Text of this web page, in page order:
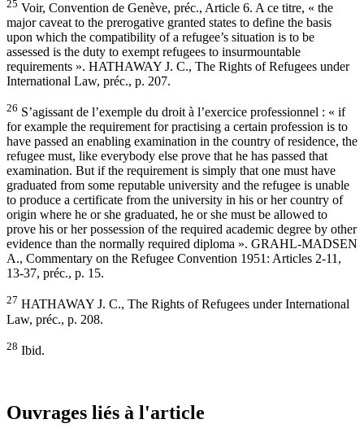
25 Voir, Convention de Genève, préc., Article 6. A ce titre, « the
major caveat to the prerogative granted states to define the basis
upon which the compatibility of a refugee’s situation is to be
assessed is the duty to exempt refugees to insurmountable
requirements ». HATHAWAY J. C., The Rights of Refugees under
International Law, préc., p. 207.
26 S’agissant de l’exemple du droit à l’exercice professionnel : « if
for example the requirement for practising a certain profession is to
have passed an enabling examination in the country of residence, the
refugee must, like everybody else prove that he has passed that
examination. But if the requirement is simply that one must have
graduated from some reputable university and the refugee is unable
to produce a certificate from the university in his or her country of
origin where he or she graduated, he or she must be allowed to
prove his or her possession of the required academic degree by other
evidence than the normally required diploma ». GRAHL-MADSEN
A., Commentary on the Refugee Convention 1951: Articles 2-11,
13-37, préc., p. 15.
27 HATHAWAY J. C., The Rights of Refugees under International
Law, préc., p. 208.
28 Ibid.
Ouvrages liés à l'article